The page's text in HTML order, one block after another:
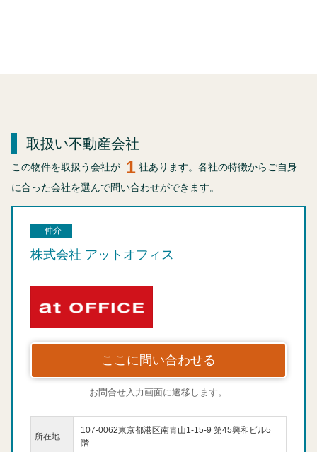
取扱い不動産会社
この物件を取扱う会社が 1 社あります。各社の特徴からご自身
に合った会社を選んで問い合わせができます。
仲介
株式会社 アットオフィス
ここに問い合わせる
お問合せ入力画面に遷移します。
所在地
107-0062東京都港区南青山1-15-9 第45興和ビル5
階